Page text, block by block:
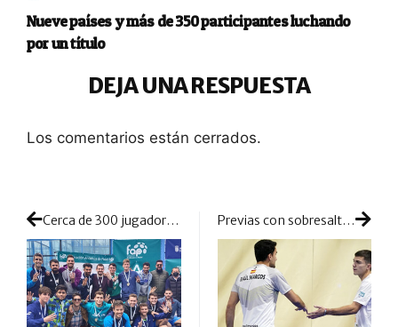
Nueve países y más de 350 participantes luchando
por un título
DEJA UNA RESPUESTA
Los comentarios están cerrados.
Cerca de 300 jugadores pelearon en Andalucía por convertir a su equipo en Campeón Absoluto de 1ª Previas con sobresaltos y escasa tranquilidad para conseguir los preciados billetes al cuadro final alicantino